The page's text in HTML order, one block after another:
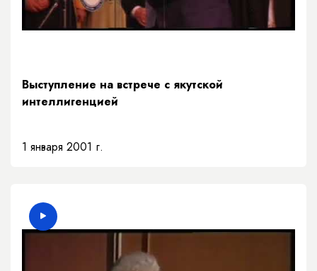
Выступление на встрече с якутской
интеллигенцией
1 января 2001 г.